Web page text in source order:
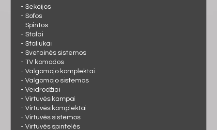
- Sekcijos
- Sofos
- Spintos
- Stalai
- Staliukai
- Svetainės sistemos
- TV komodos
- Valgomojo komplektai
- Valgomojo sistemos
- Veidrodžiai
- Virtuvės kampai
- Virtuvės komplektai
- Virtuvės sistemos
- Virtuvės spintelės